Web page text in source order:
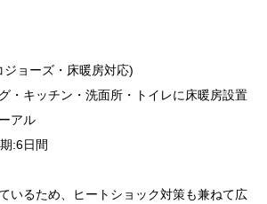
ョーズ・床暖房対応)
・キッチン・洗面所・トイレに床暖房設置
アル
:6日間
いるため、ヒートショック対策も兼ねて広